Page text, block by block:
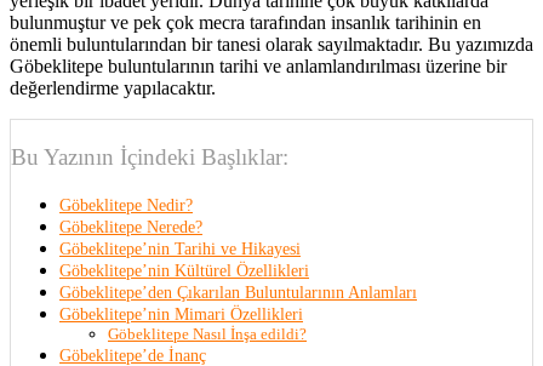
bulunmuştur ve pek çok mecra tarafından insanlık tarihinin en
önemli buluntularından bir tanesi olarak sayılmaktadır. Bu yazımızda
Göbeklitepe buluntularının tarihi ve anlamlandırılması üzerine bir
değerlendirme yapılacaktır.
Bu Yazının İçindeki Başlıklar:
Göbeklitepe Nedir?
Göbeklitepe Nerede?
Göbeklitepe’nin Tarihi ve Hikayesi
Göbeklitepe’nin Kültürel Özellikleri
Göbeklitepe’den Çıkarılan Buluntularının Anlamları
Göbeklitepe’nin Mimari Özellikleri
Göbeklitepe Nasıl İnşa edildi?
Göbeklitepe’de İnanç